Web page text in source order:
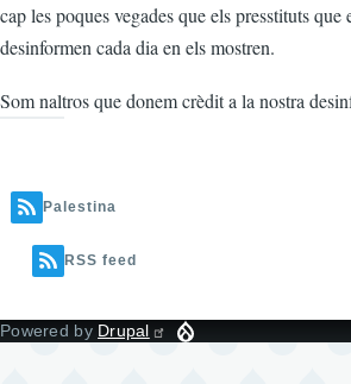
cap les poques vegades que els presstituts que
desinformen cada dia en els mostren.
Som naltros que donem crèdit a la nostra
Palestina
RSS feed
Powered by Drupal